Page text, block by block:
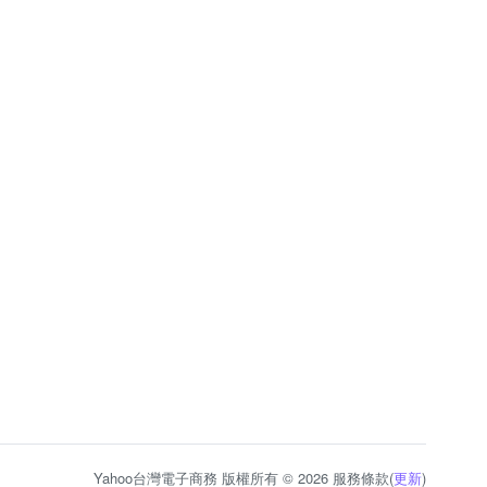
Yahoo台灣電子商務 版權所有 © 2026 服務條款(更新)